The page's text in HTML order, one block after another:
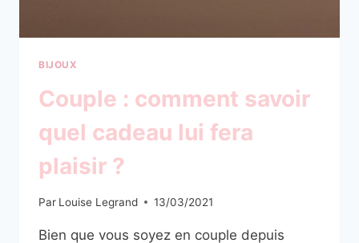
BIJOUX
Couple : comment savoir
quel cadeau lui fera
plaisir ?
Par Louise Legrand 13/03/2021
Bien que vous soyez en couple depuis